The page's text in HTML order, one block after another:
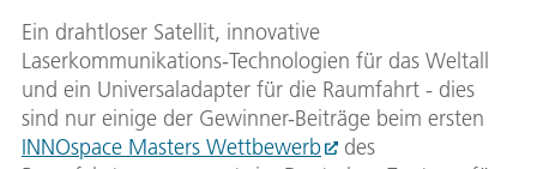
Ein drahtloser Satellit, innovative
Laserkommunikations-Technologien für das Weltall
und ein Universaladapter für die Raumfahrt - dies
sind nur einige der Gewinner-Beiträge beim ersten
INNOspace Masters Wettbewerb
des